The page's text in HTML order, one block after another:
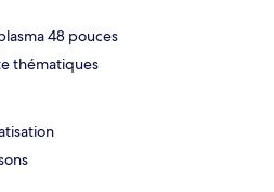
48 pouces
thématiques